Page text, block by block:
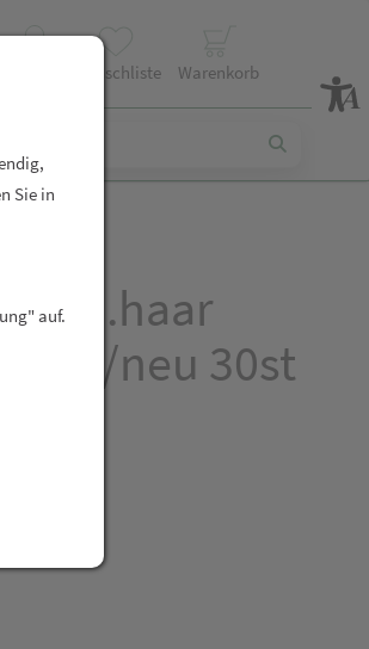
Wunschliste Warenkorb
F.d.haar
neu 30st
Sie in
auf.